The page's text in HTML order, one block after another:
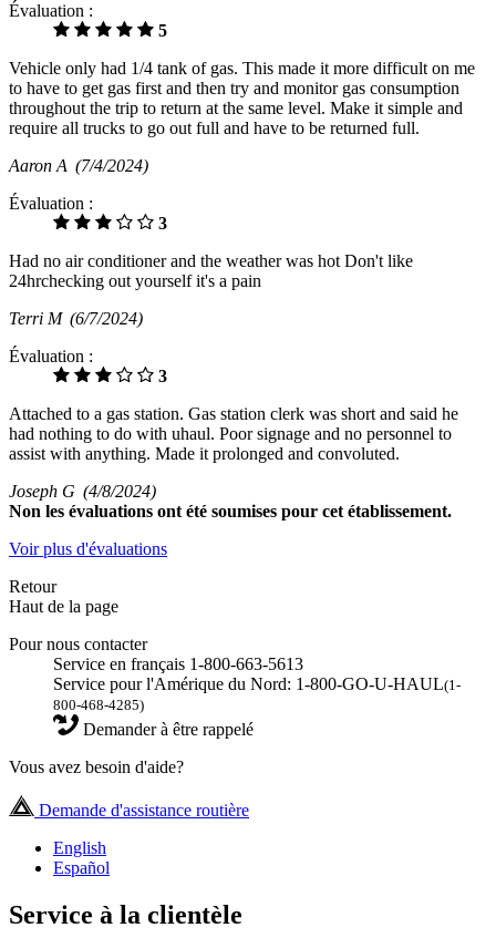
Évaluation :
5
Vehicle only had 1/4 tank of gas. This made it more difficult on me
to have to get gas first and then try and monitor gas consumption
throughout the trip to return at the same level. Make it simple and
require all trucks to go out full and have to be returned full.
Aaron A (7/4/2024)
Évaluation :
3
Had no air conditioner and the weather was hot Don't like
24hrchecking out yourself it's a pain
Terri M (6/7/2024)
Évaluation :
3
Attached to a gas station. Gas station clerk was short and said he
had nothing to do with uhaul. Poor signage and no personnel to
assist with anything. Made it prolonged and convoluted.
Joseph G (4/8/2024)
Non les évaluations ont été soumises pour cet établissement.
Voir plus d'évaluations
Retour
Haut de la page
Pour nous contacter
Service en français 1-800-663-5613
Service pour l'Amérique du Nord: 1-800-GO-U-HAUL(1-
800-468-4285)
Demander à être rappelé
Vous avez besoin d'aide?
Demande d'assistance routière
English
Español
Service à la clientèle